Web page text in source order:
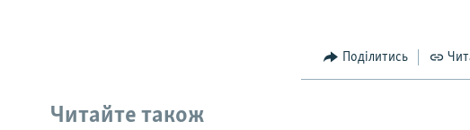
Поділитись
Читайте також